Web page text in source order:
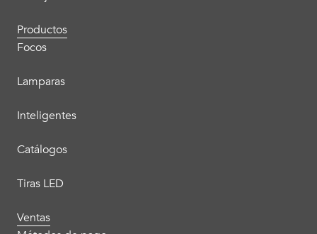
Productos
Focos
Lamparas
Inteligentes
Catálogos
Tiras LED
Ventas